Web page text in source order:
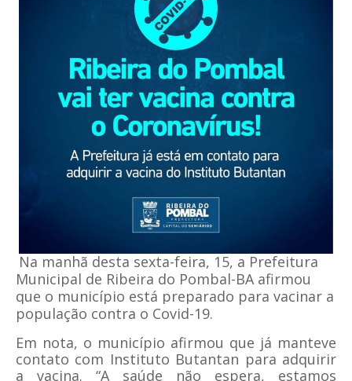
Na manhã desta sexta-feira, 15, a Prefeitura
Municipal de Ribeira do Pombal-BA afirmou
que o município está preparado para vacinar a
população contra o Covid-19.
Em nota, o município afirmou que já manteve
contato com Instituto Butantan para adquirir
a vacina. “A saúde não espera, estamos